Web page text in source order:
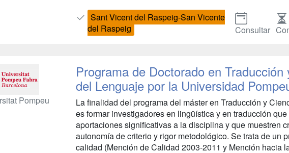
Sant Vicent del Raspeig-San Vicente
del Raspeig
Consultar
Pompeu
Programa de Doctorado en Traducción
del Lenguaje por la Universidad
La finalidad del programa del máster en Traducción y
es formar investigadores en lingüística y en traducción
aportaciones significativas a la disciplina y que muestren
autonomía de criterio y rigor metodológico. Se trata de un
calidad (Mención de Calidad 2003-2011 y Mención hacia